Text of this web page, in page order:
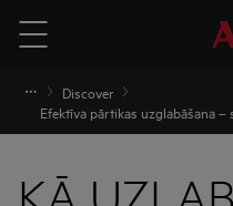
Menu
Discover
Efektīva pārtikas uzglabāšana